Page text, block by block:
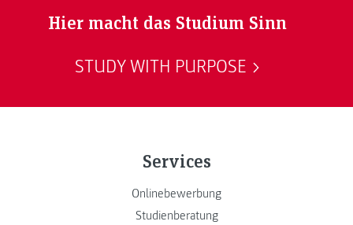
Hier macht das Studium Sinn
STUDY WITH PURPOSE
Services
Onlinebewerbung
Studienberatung